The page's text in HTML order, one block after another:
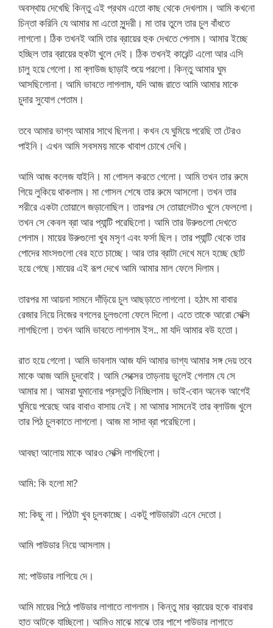
অবস্থায় দেখেছি কিন্তু এই প্রথম এতো কাছ থেকে দেখলাম। আমি কখনো
চিন্তা করিনি যে আমার মা এতো সুন্দরী। মা তার তুলে তার চুল বাঁধতে
লাগলো। ঠিক তখনই আমি তার ব্রায়ের হুক দেখতে পেলাম। আমার ইচ্ছে
হচ্ছিল তার ব্রায়ের হুকটা খুলে দেই। ঠিক তখনই কারেন্ট এলো আর এসি
চালু হয়ে গেলো। মা ব্লাউজ ছাড়াই শুয়ে পরলো। কিন্তু আমার ঘুম
আসছিলোনা। আমি ভাবতে লাগলাম, যদি আজ রাতে আমি আমার মাকে
চুদার সুযোগ পেতাম।
তবে আমার ভাগ্য আমার সাথে ছিলনা। কখন যে ঘুমিয়ে পরেছি তা টেরও
পাইনি। এখন আমি সবসময় মাকে খাবাপ চোখে দেখি।
আমি আজ কলেজ যাইনি। মা গোসল করতে গেলো। আমি তখন তার রুমে
গিয়ে লুকিয়ে থাকলাম। মা গোসল শেষে তার রুমে আসলো। তখন তার
শরীরে একটা তোয়ালে জড়ানোছিল। তারপর সে তোয়ালেটাও খুলে ফেললো।
তখন সে কেবল ব্রা আর প্যান্টি পরেছিলো। আমি তার উরুগুলো দেখতে
পেলাম। মায়ের উরুগুলো খুব মসৃণ এবং ফর্সা ছিল। তার প্যান্টি থেকে তার
পোদের মাংসগুলো বের হতে চাচ্ছে। আর তার ব্রাটা দেখে মনে হচ্ছে ছোট
হয়ে গেছে।মায়ের এই রূপ দেখে আমি আমার মাল ফেলে দিলাম।
তারপর মা আয়না সামনে দাঁড়িয়ে চুল আছড়াতে লাগলো। হঠাৎ মা বাবার
রেজার নিয়ে নিজের বগলের চুলগুলো ফেলে দিলো। এতে তাকে আরো সেক্সি
লাগছিলো। তখন আমি ভাবতে লাগলাম ইস.. মা যদি আমার বউ হতো।
রাত হয়ে গেলো। আমি ভাবলাম আজ যদি আমার ভাগ্য আমার সঙ্গ দেয় তবে
মাকে আজ আমি চুদবোই। আমি সেক্সের তাড়নায় ভুলেই গেলাম যে সে
আমার মা। আমরা ঘুমানোর প্রস্তুতি নিচ্ছিলাম। ভাই-বোন অনেক আগেই
ঘুমিয়ে পরেছে আর বাবাও বাসায় নেই। মা আমার সামনেই তার ব্লাউজ খুলে
তার পিঠ চুলকাতে লাগলো। আজ মা সাদা ব্রা পরেছিলো।
আবছা আলোয় মাকে আরও সেক্সি লাগছিলো।
আমি: কি হলো মা?
মা: কিছু না। পিঠটা খুব চুলকাচ্ছে। একটু পাউডারটা এনে দেতো।
আমি পাউডার নিয়ে আসলাম।
মা: পাউডার লাগিয়ে দে।
আমি মায়ের পিঠে পাউডার লাগাতে লাগলাম। কিন্তু মার ব্রায়ের হুকে বারবার
হাত আটকে যাচ্ছিলো। আমিও মাঝে মাঝে তার পাশে পাউডার লাগাতে